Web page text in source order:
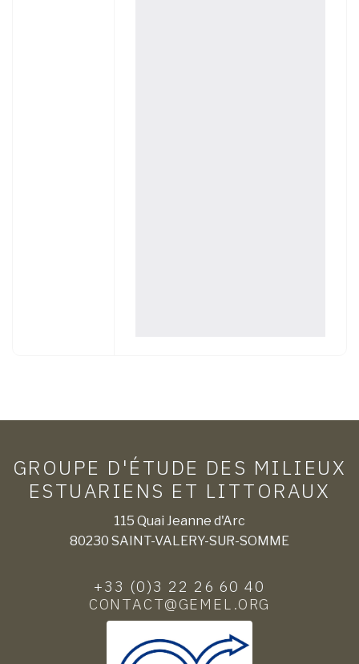
GROUPE D'ÉTUDE DES MILIEUX
ESTUARIENS ET LITTORAUX
115 Quai Jeanne d'Arc
80230 SAINT-VALERY-SUR-SOMME
+33 (0)3 22 26 60 40
CONTACT@GEMEL.ORG